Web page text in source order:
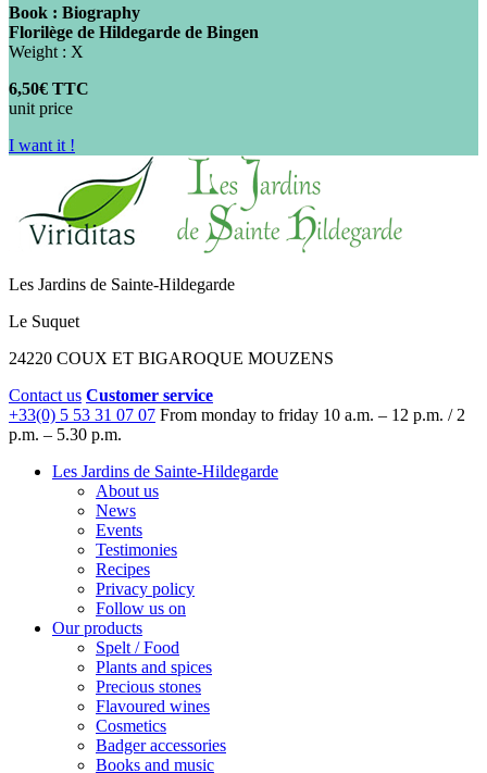
Book : Biography
Florilège de Hildegarde de Bingen
Weight : X
6,50€ TTC
unit price
I want it !
Les Jardins de Sainte-Hildegarde
Le Suquet
24220 COUX ET BIGAROQUE MOUZENS
Contact us Customer service
+33(0) 5 53 31 07 07 From monday to friday 10 a.m. – 12 p.m. / 2
p.m. – 5.30 p.m.
Les Jardins de Sainte-Hildegarde
About us
News
Events
Testimonies
Recipes
Privacy policy
Follow us on
Our products
Spelt / Food
Plants and spices
Precious stones
Flavoured wines
Cosmetics
Badger accessories
Books and music